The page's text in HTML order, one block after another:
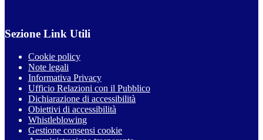
Sezione Link Utili
Cookie policy
Note legali
Informativa Privacy
Ufficio Relazioni con il Pubblico
Dichiarazione di accessibilità
Obiettivi di accessibilità
Whistleblowing
Gestione consensi cookie